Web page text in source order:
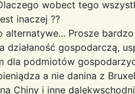
wobect tego
inaczej ??
alternatywe... Prosze
działaność gospodarczą,
dla podmiotów
a nie danina z
Chiny i inne